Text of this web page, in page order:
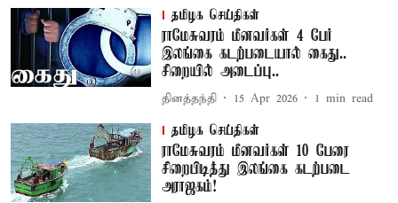
தமிழக செய்திகள்
ராமேசுவரம் மீனவர்கள் 4 பேர்
இலங்கை கடற்படையால் கைது..
சிறையில் அடைப்பு..
தினத்தந்தி 15 Apr 2026 1 min read
தமிழக செய்திகள்
ராமேசுவரம் மீனவர்கள் 10 பேரை
சிறைபிடித்து இலங்கை கடற்படை
அராஜகம்!